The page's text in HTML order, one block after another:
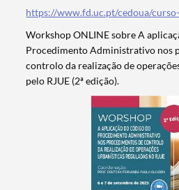
https://www.fd.uc.pt/cedoua/
Workshop ONLINE sobre A
Procedimento Administrativo nos
controlo da realização de
pelo RJUE (2ª edição).